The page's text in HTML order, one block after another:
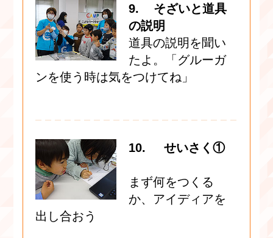
9. そざいと道具
の説明
道具の説明を聞い
たよ。「グルーガ
ンを使う時は気をつけてね」
10. せいさく①
まず何をつくる
か、アイディアを
出し合おう